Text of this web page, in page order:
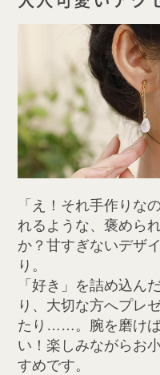
「え！それ手作りな
れるような、褒めら
か？甘すぎないデザ
り。
「好き」を詰め込ん
り、大切な方へプレ
たり……。腕を磨け
い！楽しみながらお
すめです。